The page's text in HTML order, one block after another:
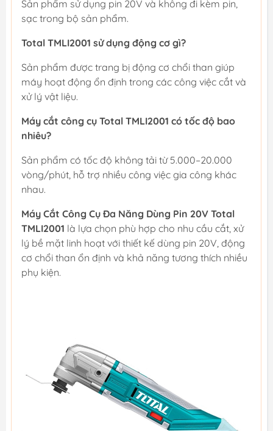
Sản phẩm sử dụng pin 20V và không đi kèm pin,
sạc trong bộ sản phẩm.
Total TMLI2001 sử dụng động cơ gì?
Sản phẩm được trang bị động cơ chổi than giúp
máy hoạt động ổn định trong các công việc cắt và
xử lý vật liệu.
Máy cắt công cụ Total TMLI2001 có tốc độ bao
nhiêu?
Sản phẩm có tốc độ không tải từ 5.000–20.000
vòng/phút, hỗ trợ nhiều công việc gia công khác
nhau.
Máy Cắt Công Cụ Đa Năng Dùng Pin 20V Total
TMLI2001 là lựa chọn phù hợp cho nhu cầu cắt, xử
lý bề mặt linh hoạt với thiết kế dùng pin 20V, động
cơ chổi than ổn định và khả năng tương thích nhiều
phụ kiện.